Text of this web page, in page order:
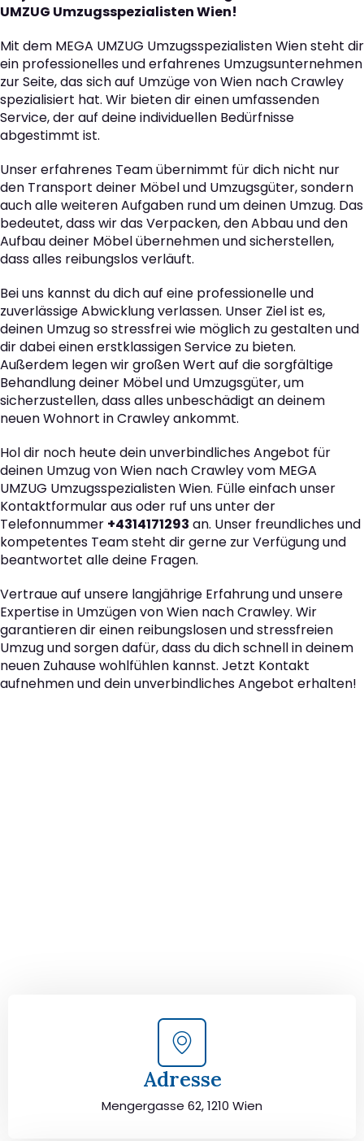
UMZUG Umzugsspezialisten Wien!
Mit dem MEGA UMZUG Umzugsspezialisten Wien steht dir
ein professionelles und erfahrenes Umzugsunternehmen
zur Seite, das sich auf Umzüge von Wien nach Crawley
spezialisiert hat. Wir bieten dir einen umfassenden
Service, der auf deine individuellen Bedürfnisse
abgestimmt ist.
Unser erfahrenes Team übernimmt für dich nicht nur
den Transport deiner Möbel und Umzugsgüter, sondern
auch alle weiteren Aufgaben rund um deinen Umzug. Das
bedeutet, dass wir das Verpacken, den Abbau und den
Aufbau deiner Möbel übernehmen und sicherstellen,
dass alles reibungslos verläuft.
Bei uns kannst du dich auf eine professionelle und
zuverlässige Abwicklung verlassen. Unser Ziel ist es,
deinen Umzug so stressfrei wie möglich zu gestalten und
dir dabei einen erstklassigen Service zu bieten.
Außerdem legen wir großen Wert auf die sorgfältige
Behandlung deiner Möbel und Umzugsgüter, um
sicherzustellen, dass alles unbeschädigt an deinem
neuen Wohnort in Crawley ankommt.
Hol dir noch heute dein unverbindliches Angebot für
deinen Umzug von Wien nach Crawley vom MEGA
UMZUG Umzugsspezialisten Wien. Fülle einfach unser
Kontaktformular aus oder ruf uns unter der
Telefonnummer +4314171293 an. Unser freundliches und
kompetentes Team steht dir gerne zur Verfügung und
beantwortet alle deine Fragen.
Vertraue auf unsere langjährige Erfahrung und unsere
Expertise in Umzügen von Wien nach Crawley. Wir
garantieren dir einen reibungslosen und stressfreien
Umzug und sorgen dafür, dass du dich schnell in deinem
neuen Zuhause wohlfühlen kannst. Jetzt Kontakt
aufnehmen und dein unverbindliches Angebot erhalten!
Adresse
Mengergasse 62, 1210 Wien